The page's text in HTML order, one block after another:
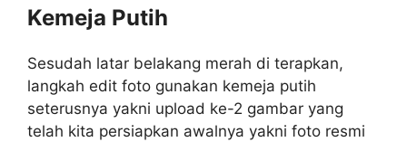
Kemeja Putih
Sesudah latar belakang merah di terapkan,
langkah edit foto gunakan kemeja putih
seterusnya yakni upload ke-2 gambar yang
telah kita persiapkan awalnya yakni foto resmi